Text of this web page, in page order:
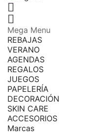


Mega Menu
REBAJAS
VERANO
AGENDAS
REGALOS
JUEGOS
PAPELERÍA
DECORACIÓN
SKIN CARE
ACCESORIOS
Marcas